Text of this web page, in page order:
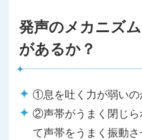
発声のメカニズ
があるか？
①息を吐く力が弱いの
②声帯がうまく閉じら
て声帯をうまく振動